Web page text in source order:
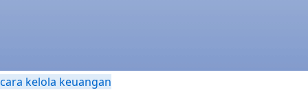
cara kelola keuangan